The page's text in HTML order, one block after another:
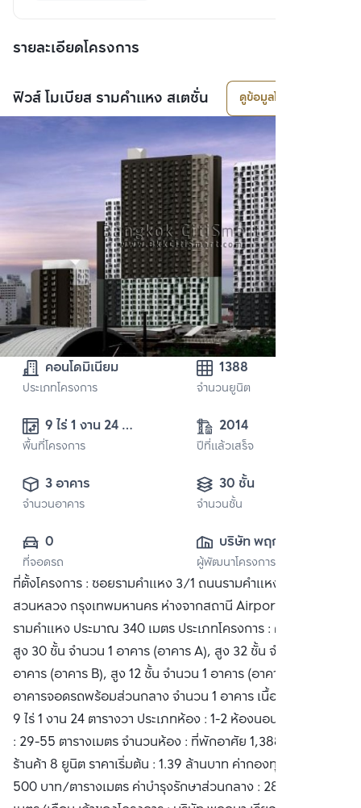
รายละเอียดโครงการ
ฟิวส์ โมเบียส รามคำแหง สเตชั่น ดูข้อมูลโครงการ
คอนโดมิเนียม
ประเภทโครงการ
1388
จำนวนยูนิต
9 ไร่ 1 งาน 24
ตารางวา
พื้นที่โครงการ
2014
ปีที่แล้วเสร็จ
3 อาคาร
จำนวนอาคาร
30 ชั้น
จำนวนชั้น
0
ที่จอดรถ
บริษัท พฤกษา เรียล
เอสเตท จำกัด
(มหาชน)
ผู้พัฒนาโครงการ
ที่ตั้งโครงการ : ซอยรามคำแหง 3/1 ถนนรามคำแหง เขต
สวนหลวง กรุงเทพมหานคร ห่างจากสถานี Airport Rail Link
รามคำแหง ประมาณ 340 เมตร ประเภทโครงการ : คอนโดมิเนียม
สูง 30 ชั้น จำนวน 1 อาคาร (อาคาร A), สูง 32 ชั้น จำนวน 1
อาคาร (อาคาร B), สูง 12 ชั้น จำนวน 1 อาคาร (อาคาร C) และ
อาคารจอดรถพร้อมส่วนกลาง จำนวน 1 อาคาร เนื้อที่โครงการ :
9 ไร่ 1 งาน 24 ตารางวา ประเภทห้อง : 1-2 ห้องนอน พื้นที่ใช้สอย
: 29-55 ตารางเมตร จำนวนห้อง : ที่พักอาศัย 1,388 ยูนิต และ
ร้านค้า 8 ยูนิต ราคาเริ่มต้น : 1.39 ล้านบาท ค่ากองทุนส่วนกลาง :
500 บาท/ตารางเมตร ค่าบำรุงรักษาส่วนกลาง : 28 บาท/ตาราง